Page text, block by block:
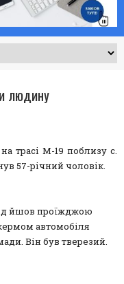
людину
трасі М-19 поблизу с.
57-річний чоловік.
йшов проїжджою
автомобіля
Він був тверезий.